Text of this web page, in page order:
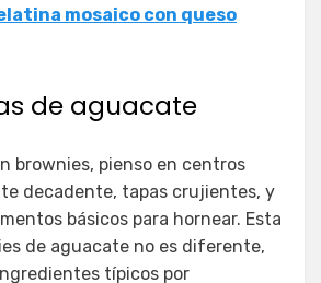
mosaico con queso
de aguacate
brownies, pienso en centros
decadente, tapas crujientes, y
básicos para hornear. Esta
de aguacate no es diferente,
típicos por